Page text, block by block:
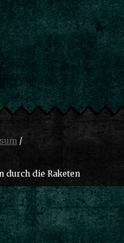
/
durch die Raketen